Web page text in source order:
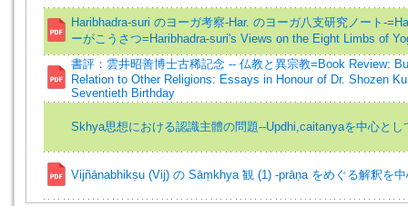
Haribhadra-suri のヨーガ考察-Har. のヨーガ八支研究ノート-
ーがこうさつ=Haribhadra-suri's Views on the Eight Limbs of
書評：雲井昭善博士古稀記念 -- 仏教と異宗教=Book Review:
Relation to Other Religions: Essays in Honour of Dr. Shozen
Seventieth Birthday
Skhya思想における認識主體の問題--Updhi,caitanyaを中心とし
Vijñānabhikṣu (Vij) の Sāṃkhya 観 (1) -prāṇa をめぐる解釈を